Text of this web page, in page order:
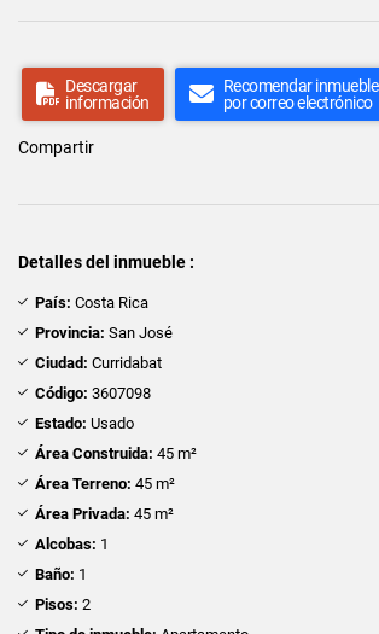
Descargar
información
Recomendar inmueble
por correo electrónico
Compartir
Detalles del inmueble :
País: Costa Rica
Provincia: San José
Ciudad: Curridabat
Código: 3607098
Estado: Usado
Área Construida: 45 m²
Área Terreno: 45 m²
Área Privada: 45 m²
Alcobas: 1
Baño: 1
Pisos: 2